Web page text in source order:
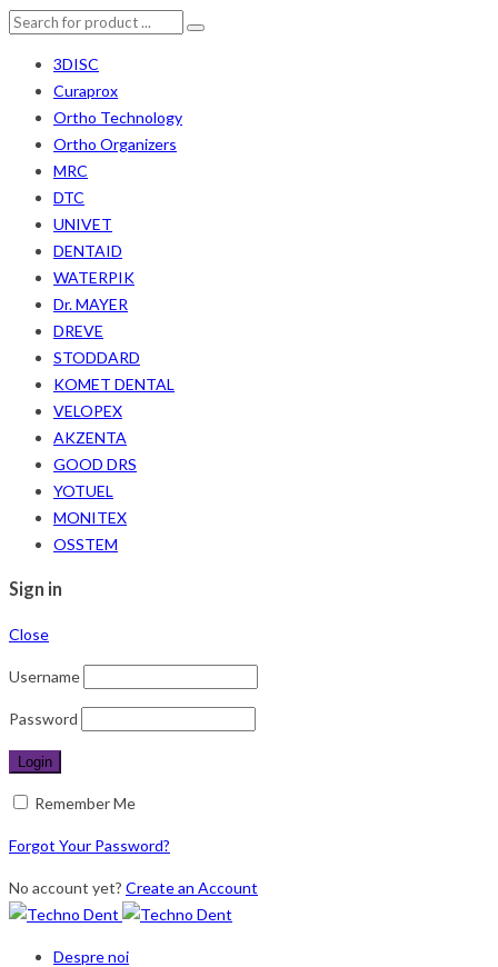
3DISC
Curaprox
Ortho Technology
Ortho Organizers
MRC
DTC
UNIVET
DENTAID
WATERPIK
Dr. MAYER
DREVE
STODDARD
KOMET DENTAL
VELOPEX
AKZENTA
GOOD DRS
YOTUEL
MONITEX
OSSTEM
Sign in
Close
Username
Password
Remember Me
Forgot Your Password?
No account yet? Create an Account
Despre noi